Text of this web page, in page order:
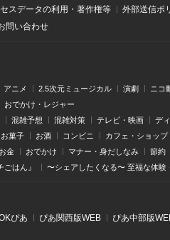
スデータの利用・著作権等 外部送信ポ
問い合わせ
アニメ 2.5次元ミュージカル 演劇 ニコ
おでかけ・レジャー
混雑予想 混雑対策 テレビ・映画 デ
お菓子 お酒 コンビニ カフェ・ショップ
お金 おでかけ マナー・身だしなみ 節約
はん』 〜シェアしたくなる〜 至福な体験
ぴあ ぴあ関⻄版WEB ぴあ中部版